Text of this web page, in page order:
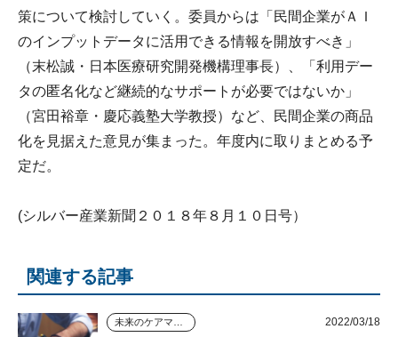
策について検討していく。委員からは「民間企業がＡＩ
のインプットデータに活用できる情報を開放すべき」
（末松誠・日本医療研究開発機構理事長）、「利用デー
タの匿名化など継続的なサポートが必要ではないか」
（宮田裕章・慶応義塾大学教授）など、民間企業の商品
化を見据えた意見が集まった。年度内に取りまとめる予
定だ。
(シルバー産業新聞２０１８年８月１０日号）
関連する記事
2022/03/18